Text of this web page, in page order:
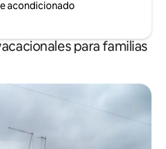
acondicionado
para familias